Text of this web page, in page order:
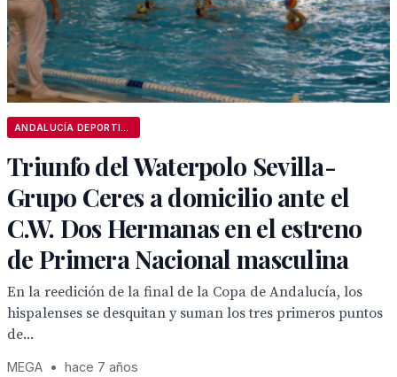
Triunfo del Waterpolo Sevilla-
Grupo Ceres a domicilio ante el
C.W. Dos Hermanas en el estreno
de Primera Nacional masculina
En la reedición de la final de la Copa de Andalucía, los
hispalenses se desquitan y suman los tres primeros puntos
de...
MEGA • hace 7 años